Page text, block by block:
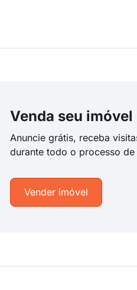
Venda seu
Anuncie grátis, receba
durante todo o processo de
Vender imóvel